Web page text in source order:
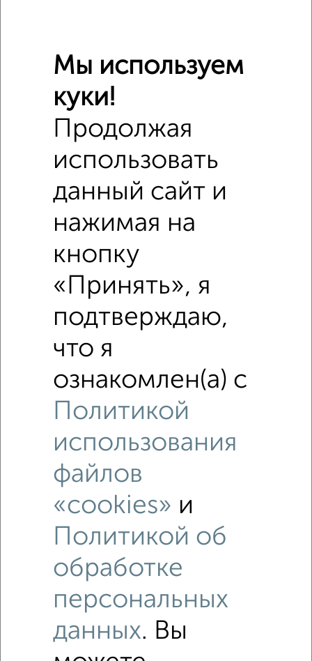
Сравнение средних цен
Средняя цена район
Это предложение
Средняя цена по городу
Похожие предложения рядом
1‑комнатные квартиры недалеко от
Мы используем
куки!
Продолжая
использовать
данный сайт и
нажимая на
кнопку
«Принять», я
подтверждаю,
что я
ознакомлен(а) с
Политикой
использования
файлов
«cookies» и
Политикой об
обработке
персональных
данных. Вы